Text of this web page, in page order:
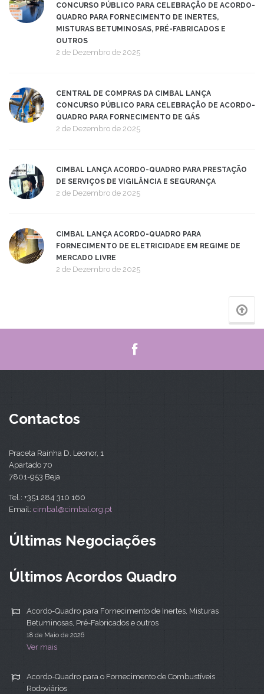
CONCURSO PÚBLICO PARA CELEBRAÇÃO DE ACORDO-
QUADRO PARA FORNECIMENTO DE INERTES,
MISTURAS BETUMINOSAS, PRÉ-FABRICADOS E
OUTROS
2 de Dezembro de 2025
CENTRAL DE COMPRAS DA CIMBAL LANÇA
CONCURSO PÚBLICO PARA CELEBRAÇÃO DE ACORDO-
QUADRO PARA FORNECIMENTO DE GÁS
2 de Dezembro de 2025
CIMBAL LANÇA ACORDO-QUADRO PARA PRESTAÇÃO
DE SERVIÇOS DE VIGILÂNCIA E SEGURANÇA
2 de Dezembro de 2025
CIMBAL LANÇA ACORDO-QUADRO PARA
FORNECIMENTO DE ELETRICIDADE EM REGIME DE
MERCADO LIVRE
2 de Dezembro de 2025
Contactos
Praceta Rainha D. Leonor, 1
Apartado 70
7801-953 Beja
Tel.: +351 284 310 160
Email: cimbal@cimbal.org.pt
Últimas Negociações
Últimos Acordos Quadro
Acordo-Quadro para Fornecimento de Inertes, Misturas
Betuminosas, Pré-Fabricados e outros
18 de Maio de 2026
Ver mais
Acordo-Quadro para o Fornecimento de Combustíveis
Rodoviários